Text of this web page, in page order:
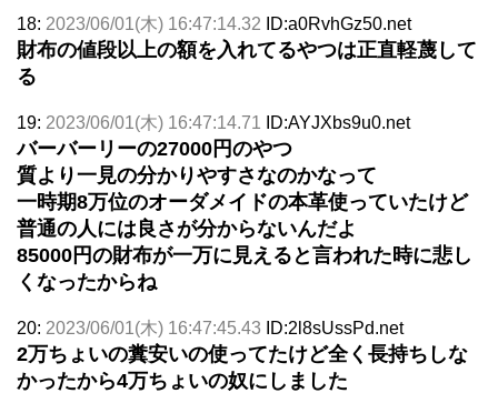
18: 2023/06/01(木) 16:47:14.32 ID:a0RvhGz50.net
財布の値段以上の額を入れてるやつは正直軽蔑して
る
19: 2023/06/01(木) 16:47:14.71 ID:AYJXbs9u0.net
バーバーリーの27000円のやつ
質より一見の分かりやすさなのかなって
一時期8万位のオーダメイドの本革使っていたけど
普通の人には良さが分からないんだよ
85000円の財布が一万に見えると言われた時に悲し
くなったからね
20: 2023/06/01(木) 16:47:45.43 ID:2l8sUssPd.net
2万ちょいの糞安いの使ってたけど全く長持ちしな
かったから4万ちょいの奴にしました